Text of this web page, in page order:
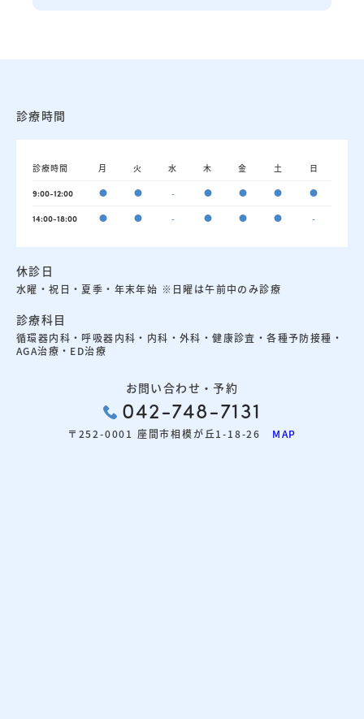
診療時間
診療時間 月 火 水 木 金 土 日
9:00-12:00 ● ● - ● ● ● ●
14:00-18:00 ● ● - ● ● ● -
休診日
水曜・祝日・夏季・年末年始 ※日曜は午前中のみ診療
診療科目
循環器内科・呼吸器内科・内科・外科・健康診査・各種予防接種・
AGA治療・ED治療
お問い合わせ・予約
042-748-7131
〒252-0001 座間市相模が丘1-18-26 MAP